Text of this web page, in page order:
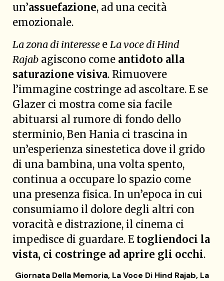
un’assuefazione, ad una cecità
emozionale.
La zona di interesse e La voce di Hind
Rajab agiscono come antidoto alla
saturazione visiva. Rimuovere
l’immagine costringe ad ascoltare. E se
Glazer ci mostra come sia facile
abituarsi al rumore di fondo dello
sterminio, Ben Hania ci trascina in
un’esperienza sinestetica dove il grido
di una bambina, una volta spento,
continua a occupare lo spazio come
una presenza fisica. In un’epoca in cui
consumiamo il dolore degli altri con
voracità e distrazione, il cinema ci
impedisce di guardare. E togliendoci la
vista, ci costringe ad aprire gli occhi.
Giornata Della Memoria, La Voce Di Hind Rajab, La